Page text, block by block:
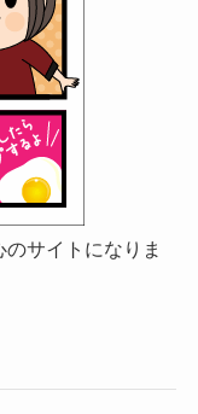
サイトになりま